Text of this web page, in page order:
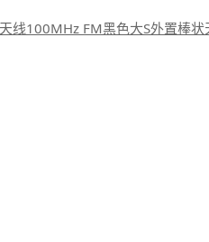
线100MHz FM黑色大S外置棒状